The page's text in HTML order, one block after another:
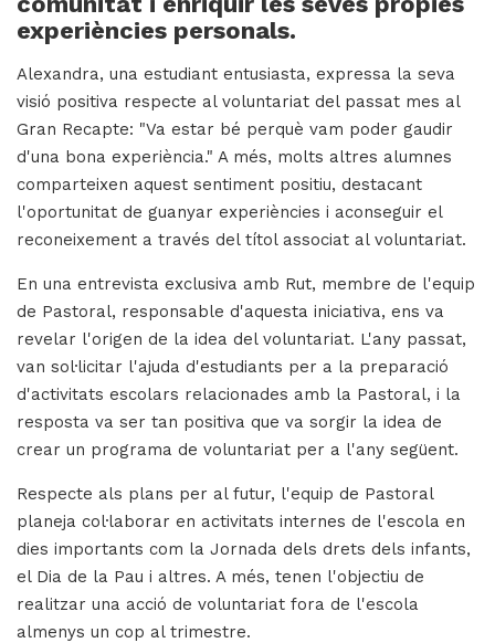
experiències personals.
Alexandra, una estudiant entusiasta, expressa la seva
visió positiva respecte al voluntariat del passat mes al
Gran Recapte: "Va estar bé perquè vam poder gaudir
d'una bona experiència." A més, molts altres alumnes
comparteixen aquest sentiment positiu, destacant
l'oportunitat de guanyar experiències i aconseguir el
reconeixement a través del títol associat al voluntariat.
En una entrevista exclusiva amb Rut, membre de l'equip
de Pastoral, responsable d'aquesta iniciativa, ens va
revelar l'origen de la idea del voluntariat. L'any passat,
van sol·licitar l'ajuda d'estudiants per a la preparació
d'activitats escolars relacionades amb la Pastoral, i la
resposta va ser tan positiva que va sorgir la idea de
crear un programa de voluntariat per a l'any següent.
Respecte als plans per al futur, l'equip de Pastoral
planeja col·laborar en activitats internes de l'escola en
dies importants com la Jornada dels drets dels infants,
el Dia de la Pau i altres. A més, tenen l'objectiu de
realitzar una acció de voluntariat fora de l'escola
almenys un cop al trimestre.